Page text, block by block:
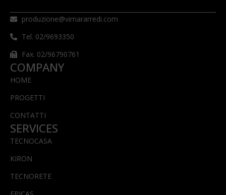
produzione@vimararredi.com
Tel. 02/9693350
Fax. 02/96790761
COMPANY
HOME
PROGETTI
CONTATTI
SERVICES
TECNOCASA
KIRON
TECNORETE